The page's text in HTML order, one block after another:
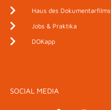
Haus des Dokumentarfilms
Jobs & Praktika
DOKapp
SOCIAL MEDIA